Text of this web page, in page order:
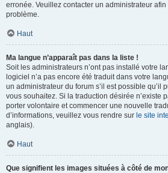
erronée. Veuillez contacter un administrateur
problème.
Haut
Ma langue n’apparaît pas dans la liste !
Soit les administrateurs n’ont pas installé votre
logiciel n’a pas encore été traduit dans votre
un administrateur du forum s’il est possible qu’il
vous souhaitez. Si la traduction désirée n’existe
porter volontaire et commencer une nouvelle
d’informations, veuillez vous rendre sur le site
anglais).
Haut
Que signifient les images situées à côté de